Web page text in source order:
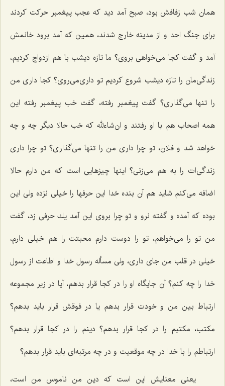
همان شب زفافش بود، صبح آمد دید كه عجب پیغمبر حركت كردند
برای جنگ احد و از مدینه خارج شدند، همین كه آمد برود خانمش
آمد و گفت كجا می‌خواهی بروی؟ ما تازه دیشب با هم ازدواج كردیم،
زندگی‌مان را تازه دیشب شروع كردیم تو داری‌می‌روی؟ كجا داری من
را تنها می‌گذاری؟ گفت پیغمبر رفته، گفت خب پیغمبر رفته این
همه اصحاب هم با او رفتند و ان‌شاءلله كه خب حالا دیگر چه و چه
خواهد شد و فلان، تو چرا داری من را تنها می‌گذاری؟ تو چرا داری
زندگی‌ات را به هم می‌زنی؟ اینها چیزهایی است كه من دارم حالا
اضافه می‌كنم شاید هم آن بنده خدا این حرفها را خیلی نزده ولی این
بوده كه آمده و گفته نرو و تو چرا بروی این آمد یك حرفی زد، گفت
من تو را می‌خواهم، تو را دوست دارم محبتت را هم خیلی دارم،
خیلی در قلب من جای داری، ولی مسأله رسول خدا و اطاعت از رسول
خدا را چه كنم؟ آن جایگاه او را در كجا قرار بدهم، آیا در زیر مجموعه
ارتباط بین من و خودت قرار بدهم یا در فوقش قرار باید بدهم؟
مكتب، مكتبم را در كجا قرار بدهم؟ دینم را در كجا قرار بدهم؟
ارتباطم را با خدا در چه موقعیت و در چه مرتبه‌ای باید قرار بدهم؟
یعنی معنایش این است كه دین من ناموس من است،